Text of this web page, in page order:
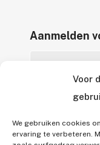
Voor
We gebruiken cookies
ervaring te verbeteren.
Aanmelden